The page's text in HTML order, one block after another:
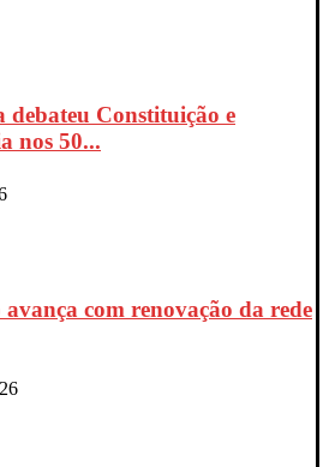
debateu Constituição e
nos 50...
com renovação da rede